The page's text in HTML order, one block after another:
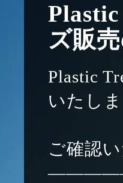
ズ販
Plastic
いたしま
ご確認